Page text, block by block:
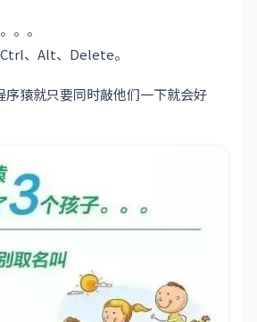
。。
、Alt、Delete。
序猿就只要同时敲他们一下就会好